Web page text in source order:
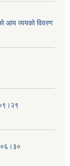
आय व्ययको विवरण